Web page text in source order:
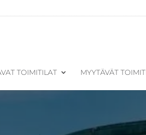
TOIMITILAT MYYTÄVÄT